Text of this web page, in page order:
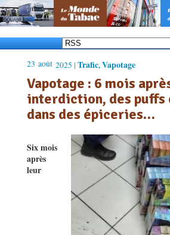
23 août 2025 | Trafic,Vapotage
Vapotage : 6 mois
interdiction, des puffs
dans des épiceries…
Six mois
après
leur